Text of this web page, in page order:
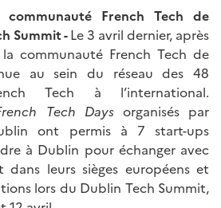
French Tech de
Summit -Le 3 avril dernier, après
communauté French Tech de
au sein du réseau des 48
Tech à l’international.
Tech Daysorganisés par
ont permis à 7 start-ups
à Dublin pour échanger avec
leurs sièges européens et
lors du Dublin Tech Summit,